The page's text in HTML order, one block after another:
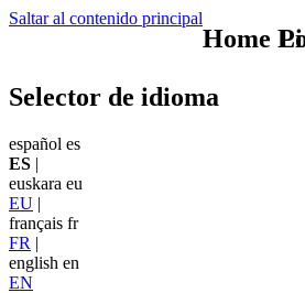
Saltar al contenido principal
Selector de idioma
español es
ES |
euskara eu
EU |
français fr
FR |
english en
EN
Home